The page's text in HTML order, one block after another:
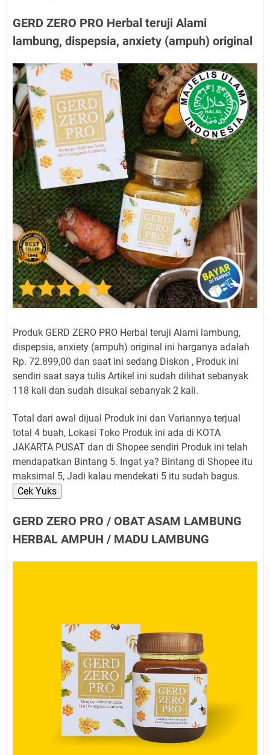
GERD ZERO PRO Herbal teruji Alami
lambung, dispepsia, anxiety (ampuh) original
Produk GERD ZERO PRO Herbal teruji Alami lambung,
dispepsia, anxiety (ampuh) original ini harganya adalah
Rp. 72.899,00 dan saat ini sedang Diskon , Produk ini
sendiri saat saya tulis Artikel ini sudah dilihat sebanyak
118 kali dan sudah disukai sebanyak 2 kali.
Total dari awal dijual Produk ini dan Variannya terjual
total 4 buah, Lokasi Toko Produk ini ada di KOTA
JAKARTA PUSAT dan di Shopee sendiri Produk ini telah
mendapatkan Bintang 5. Ingat ya? Bintang di Shopee itu
maksimal 5, Jadi kalau mendekati 5 itu sudah bagus.
Cek Yuks
GERD ZERO PRO / OBAT ASAM LAMBUNG
HERBAL AMPUH / MADU LAMBUNG